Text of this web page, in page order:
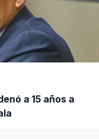
a 15 años a